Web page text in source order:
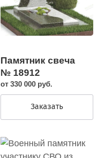
Памятник свеча
№ 18912
от 330 000 руб.
Заказать